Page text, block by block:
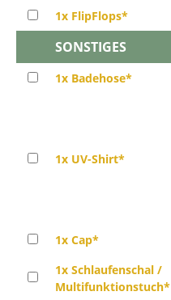
1x FlipFlops*
SONSTIGES
1x Badehose*
1x UV-Shirt*
1x Cap*
1x Schlaufenschal /
Multifunktionstuch*